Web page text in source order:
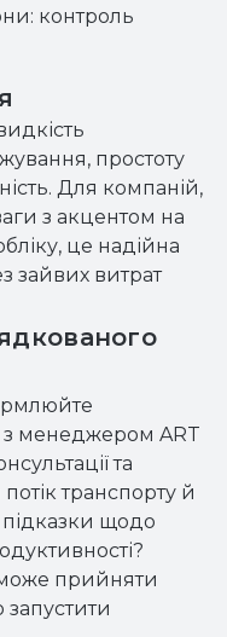
контроль
простоту
Для компаній,
з акцентом на
це надійна
зайвих витрат
з менеджером ART
та
транспорту й
щодо
прийняти